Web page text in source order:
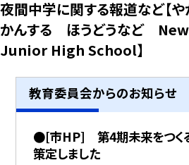
夜間中学に関する報道など【
かんする ほうどうなど
Junior High School】
教育委員会からのお知らせ
●[市HP] 第4期未来をつく
策定しました